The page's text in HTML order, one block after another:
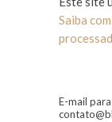
Saiba
E-mail